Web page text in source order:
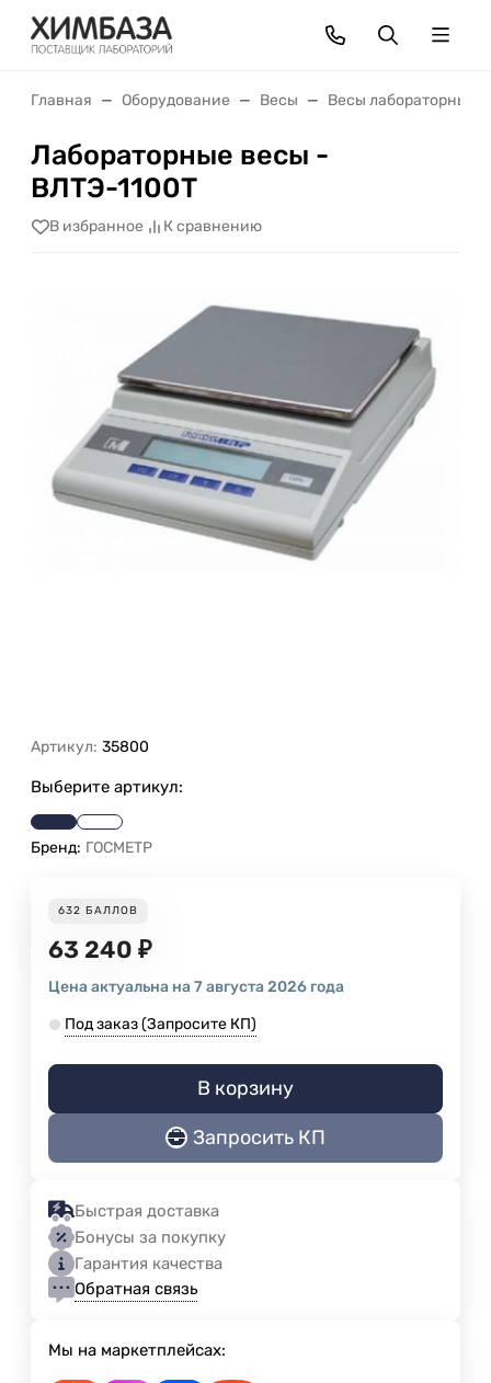
Главная Оборудование Весы Весы лабораторные
Лабораторные весы -
ВЛТЭ-1100Т
В избранное К сравнению
Артикул: 35800
Выберите артикул:
Бренд: ГОСМЕТР
632 БАЛЛОВ
63 240 ₽
Цена актуальна на 7 августа 2026 года
Под заказ (Запросите КП)
В корзину
Запросить КП
Быстрая доставка
Бонусы за покупку
Гарантия качества
Обратная связь
Мы на маркетплейсах: